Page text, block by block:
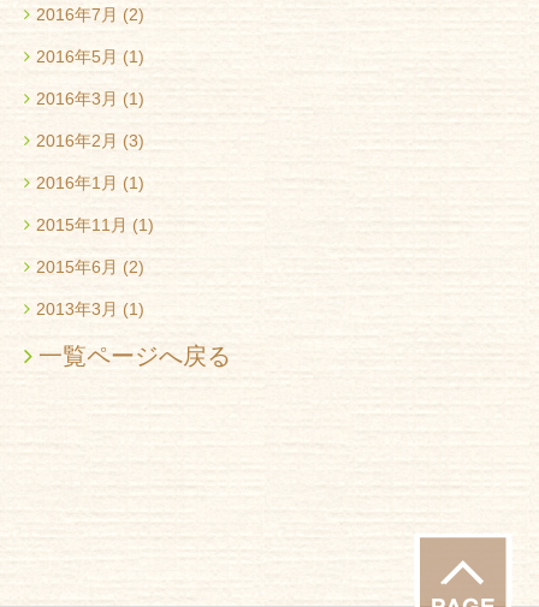
2016年7月 (2)
2016年5月 (1)
2016年3月 (1)
2016年2月 (3)
2016年1月 (1)
2015年11月 (1)
2015年6月 (2)
2013年3月 (1)
一覧ページへ戻る